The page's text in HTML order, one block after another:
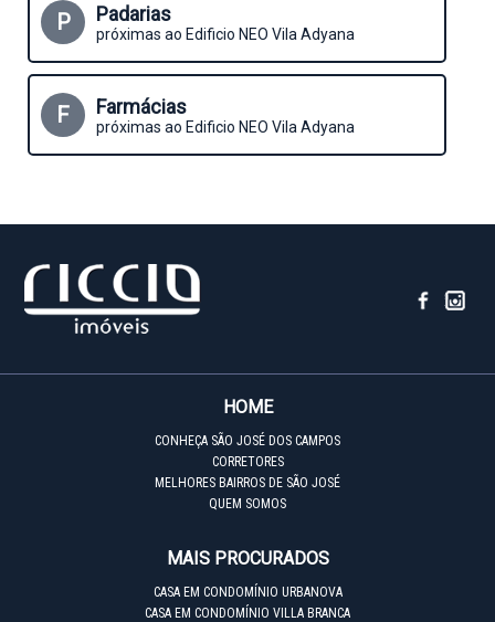
P Padarias
próximas ao Edificio NEO Vila Adyana
F Farmácias
próximas ao Edificio NEO Vila Adyana
HOME
CONHEÇA SÃO JOSÉ DOS CAMPOS
CORRETORES
MELHORES BAIRROS DE SÃO JOSÉ
QUEM SOMOS
MAIS PROCURADOS
CASA EM CONDOMÍNIO URBANOVA
CASA EM CONDOMÍNIO VILLA BRANCA